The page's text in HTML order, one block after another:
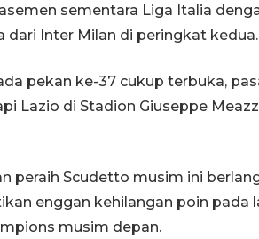
sementara Liga Italia
dari Inter Milan di peringkat kedua.
pekan ke-37 cukup terbuka,
Lazio di Stadion Giuseppe
peraih Scudetto musim ini
enggan kehilangan poin pada
musim depan.